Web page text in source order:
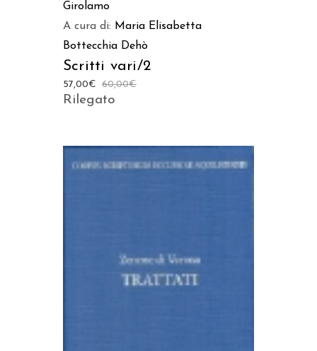
Girolamo
A cura di: Maria Elisabetta
Bottecchia Dehò
Scritti vari/2
60,00€
57,00€
Rilegato